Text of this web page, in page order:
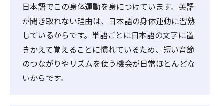
日本語でこの身体運動を身につけています。英語
が聞き取れない理由は、日本語の身体運動に習熟
しているからです。単語ごとに日本語の文字に置
きかえて覚えることに慣れているため、短い音節
のつながりやリズムを使う機会が日常ほとんどな
いからです。